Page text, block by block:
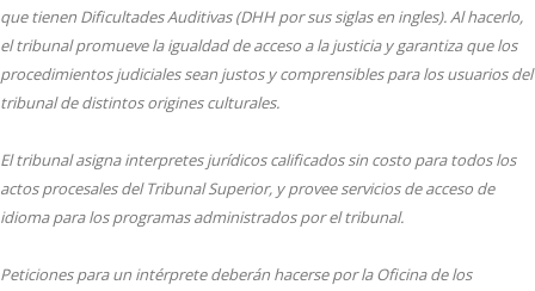
que tienen Dificultades Auditivas (DHH por sus siglas en ingles). Al hacerlo,
el tribunal promueve la igualdad de acceso a la justicia y garantiza que los
procedimientos judiciales sean justos y comprensibles para los usuarios del
tribunal de distintos origines culturales.
El tribunal asigna interpretes jurídicos calificados sin costo para todos los
actos procesales del Tribunal Superior, y provee servicios de acceso de
idioma para los programas administrados por el tribunal.
Peticiones para un intérprete deberán hacerse por la Oficina de los